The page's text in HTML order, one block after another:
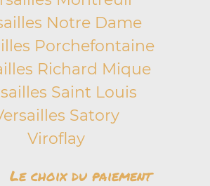
Notre Dame
Porchefontaine
Richard Mique
Saint Louis
Satory
Viroflay
Le choix du paiement